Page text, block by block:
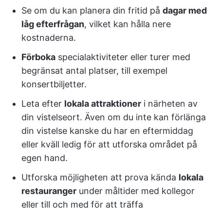
Se om du kan planera din fritid på dagar med
låg efterfrågan, vilket kan hålla nere
kostnaderna.
Förboka specialaktiviteter eller turer med
begränsat antal platser, till exempel
konsertbiljetter.
Leta efter lokala attraktioner i närheten av
din vistelseort. Även om du inte kan förlänga
din vistelse kanske du har en eftermiddag
eller kväll ledig för att utforska området på
egen hand.
Utforska möjligheten att prova kända lokala
restauranger under måltider med kollegor
eller till och med för att träffa